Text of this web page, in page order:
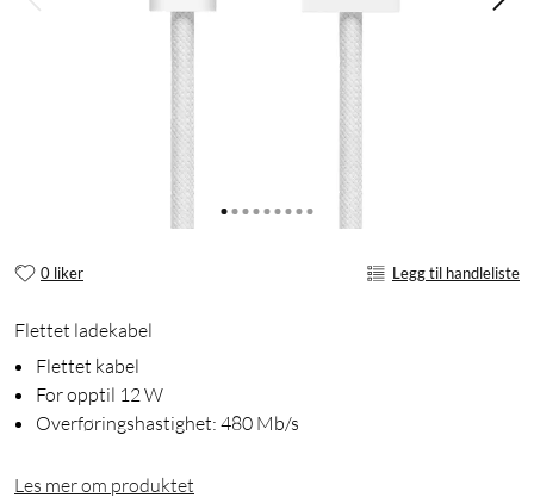
0 liker Legg til handleliste
Flettet ladekabel
Flettet kabel
For opptil 12 W
Overføringshastighet: 480 Mb/s
Les mer om produktet